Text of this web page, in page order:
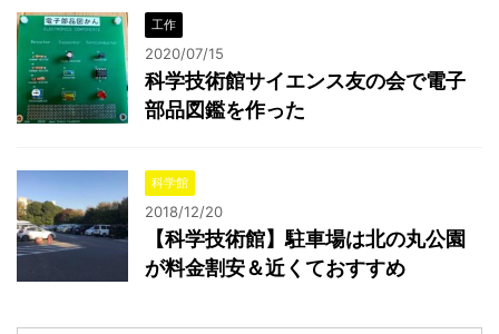
工作
2020/07/15
科学技術館サイエンス友の会で電子
部品図鑑を作った
科学館
2018/12/20
【科学技術館】駐車場は北の丸公園
が料金割安＆近くておすすめ